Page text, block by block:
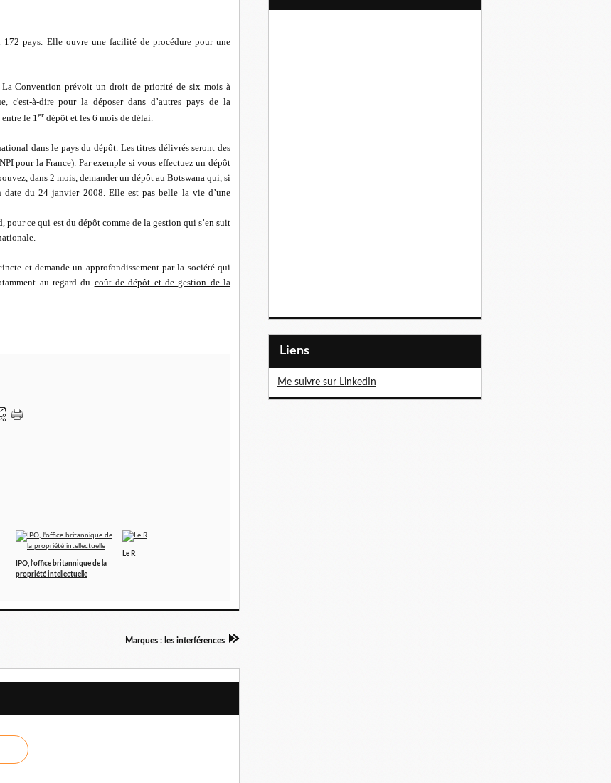
pays. Elle ouvre une facilité de procédure pour une
Convention prévoit un droit de priorité de six mois à
c'est-à-dire pour la déposer dans d’autres pays de la
le 1er dépôt et les 6 mois de délai.
dans le pays du dépôt. Les titres délivrés seront des
pour la France). Par exemple si vous effectuez un dépôt
dans 2 mois, demander un dépôt au Botswana qui, si
date du 24 janvier 2008. Elle est pas belle la vie d’une
ce qui est du dépôt comme de la gestion qui s’en suit
et demande un approfondissement par la société qui
au regard du coût de dépôt et de gestion de la
IPO, l'office britannique de la
propriété intellectuelle
Le R
Marques : les interférences
Liens
Me suivre sur LinkedIn